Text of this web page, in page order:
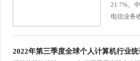
21 7%。
电信业务
2022年第三季度全球个人计算机行业统